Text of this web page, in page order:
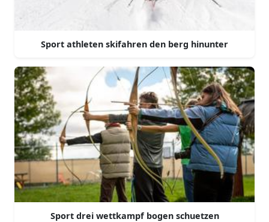
Sport athleten skifahren den berg hinunter
Sport drei wettkampf bogen schuetzen